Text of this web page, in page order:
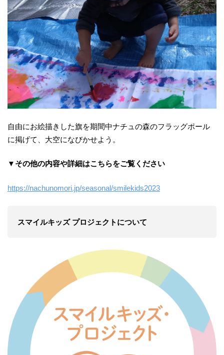
自由にお絵描きした旗を期間中ナチュの森のフラッグポール
に掲げて、大空になびかせよう。
▼その他の内容や詳細はこちらをご覧ください
https://nachunomori.jp/seasonal/smilekids2023
スマイルキッズ プロジェクトについて